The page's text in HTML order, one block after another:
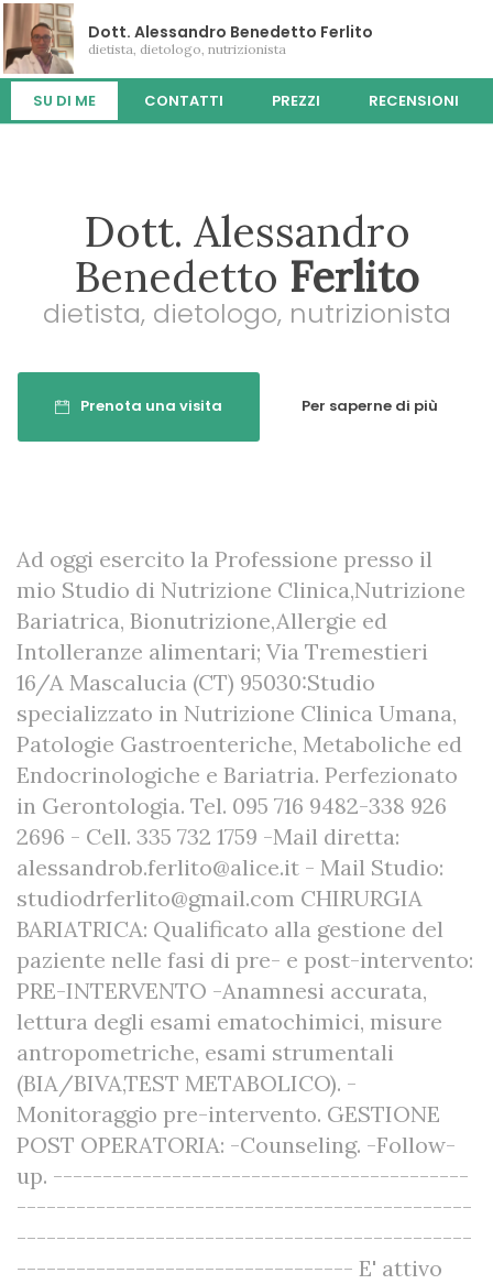
Dott. Alessandro Benedetto Ferlito
dietista, dietologo, nutrizionista
SU DI ME CONTATTI PREZZI RECENSIONI
Dott. Alessandro
Benedetto Ferlito
dietista, dietologo, nutrizionista
Prenota una visita Per saperne di più
Ad oggi esercito la Professione presso il
mio Studio di Nutrizione Clinica,Nutrizione
Bariatrica, Bionutrizione,Allergie ed
Intolleranze alimentari; Via Tremestieri
16/A Mascalucia (CT) 95030:Studio
specializzato in Nutrizione Clinica Umana,
Patologie Gastroenteriche, Metaboliche ed
Endocrinologiche e Bariatria. Perfezionato
in Gerontologia. Tel. 095 716 9482-338 926
2696 - Cell. 335 732 1759 -Mail diretta:
alessandrob.ferlito@alice.it - Mail Studio:
studiodrferlito@gmail.com CHIRURGIA
BARIATRICA: Qualificato alla gestione del
paziente nelle fasi di pre- e post-intervento:
PRE-INTERVENTO -Anamnesi accurata,
lettura degli esami ematochimici, misure
antropometriche, esami strumentali
(BIA/BIVA,TEST METABOLICO). -
Monitoraggio pre-intervento. GESTIONE
POST OPERATORIA: -Counseling. -Follow-
up. ------------------------------------------
----------------------------------------------
----------------------------------------------
---------------------------------- E' attivo